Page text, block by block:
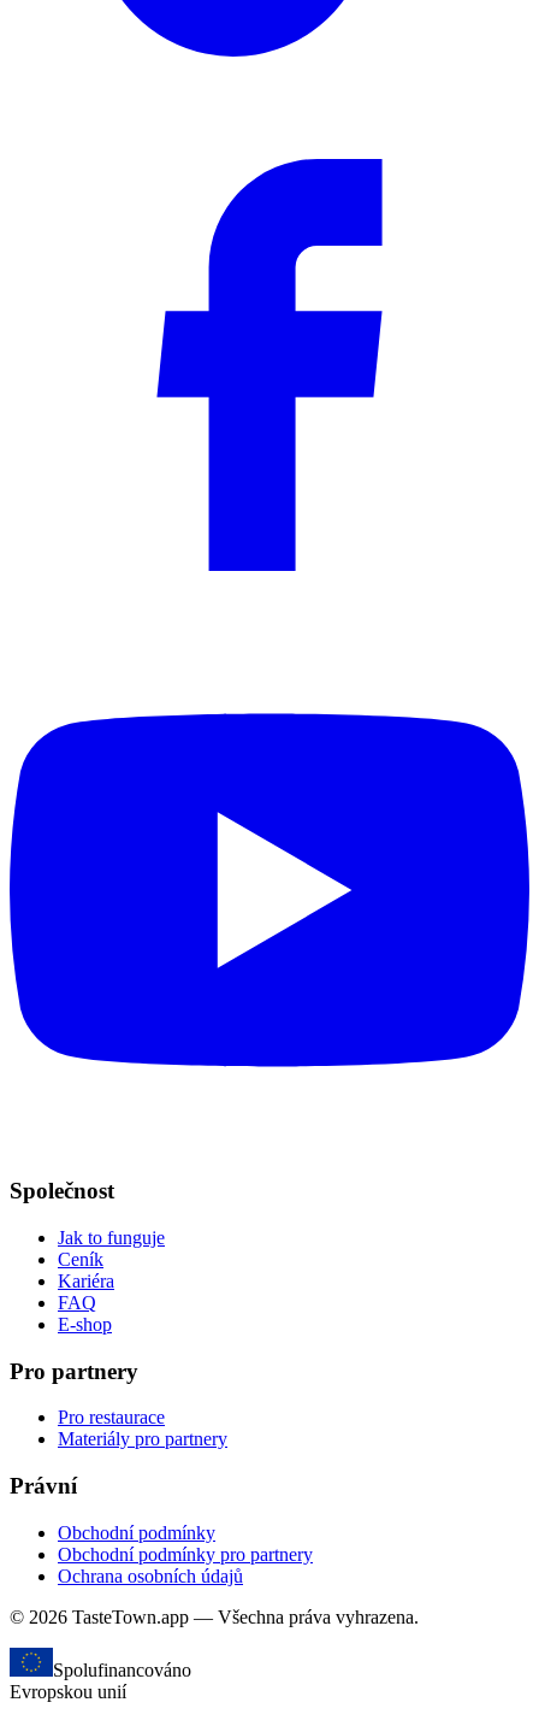
Společnost
Jak to funguje
Ceník
Kariéra
FAQ
E-shop
Pro partnery
Pro restaurace
Materiály pro partnery
Právní
Obchodní podmínky
Obchodní podmínky pro partnery
Ochrana osobních údajů
© 2026 TasteTown.app — Všechna práva vyhrazena.
Spolufinancováno
Evropskou unií